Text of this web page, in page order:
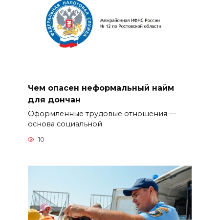
Чем опасен неформальный найм
для дончан
Оформленные трудовые отношения —
основа социальной
10